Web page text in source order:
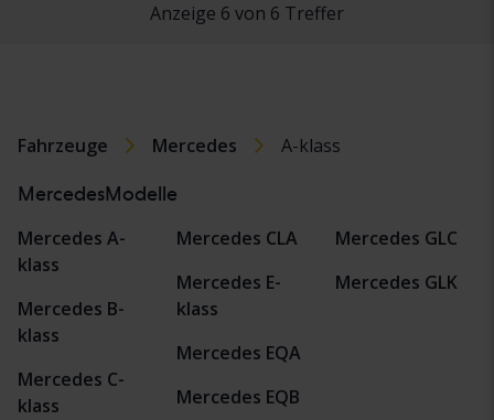
Anzeige 6 von 6 Treffer
Fahrzeuge Mercedes A-klass
MercedesModelle
Mercedes A-
klass
Mercedes B-
klass
Mercedes C-
klass
Mercedes CLA
Mercedes E-
klass
Mercedes EQA
Mercedes EQB
Mercedes GLC
Mercedes GLK